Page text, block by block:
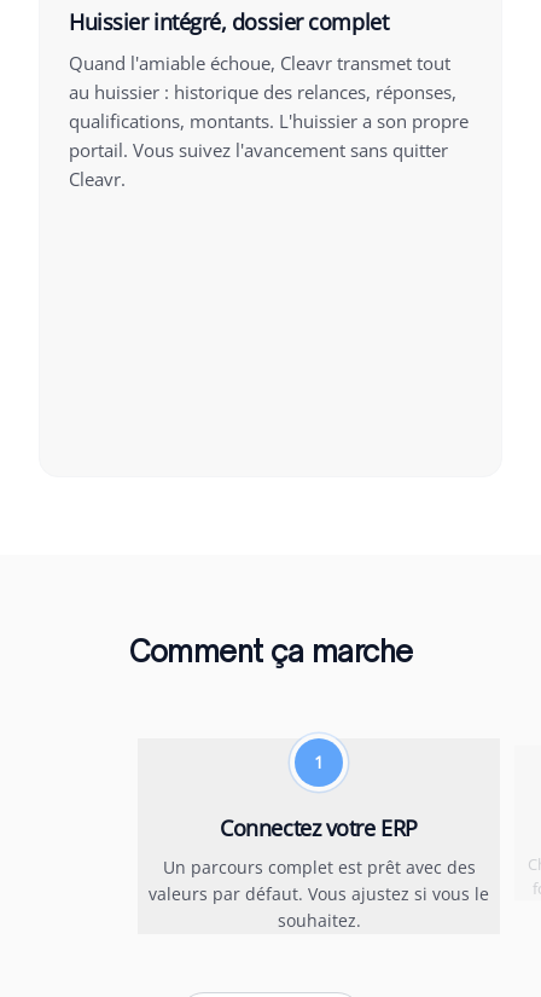
Huissier intégré, dossier complet
Quand l'amiable échoue, Cleavr transmet tout
au huissier : historique des relances, réponses,
qualifications, montants. L'huissier a son propre
portail. Vous suivez l'avancement sans quitter
Cleavr.
Comment ça marche
1
Connectez votre ERP
Un parcours complet est prêt avec des
valeurs par défaut. Vous ajustez si vous le
souhaitez.